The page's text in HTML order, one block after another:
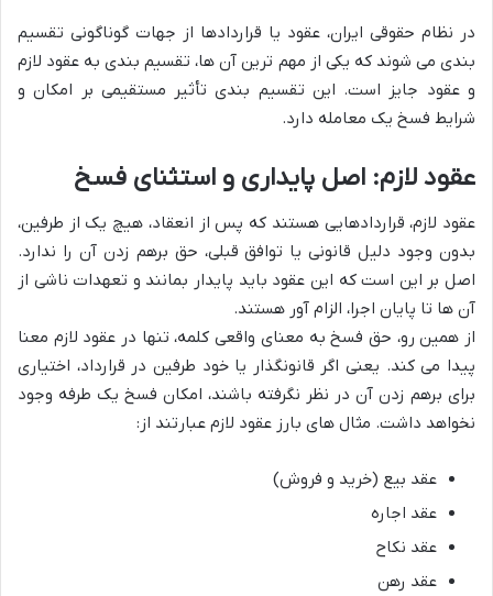
در نظام حقوقی ایران، عقود یا قراردادها از جهات گوناگونی تقسیم
بندی می شوند که یکی از مهم ترین آن ها، تقسیم بندی به عقود لازم
و عقود جایز است. این تقسیم بندی تأثیر مستقیمی بر امکان و
شرایط فسخ یک معامله دارد.
عقود لازم: اصل پایداری و استثنای فسخ
عقود لازم، قراردادهایی هستند که پس از انعقاد، هیچ یک از طرفین،
بدون وجود دلیل قانونی یا توافق قبلی، حق برهم زدن آن را ندارد.
اصل بر این است که این عقود باید پایدار بمانند و تعهدات ناشی از
آن ها تا پایان اجرا، الزام آور هستند.
از همین رو، حق فسخ به معنای واقعی کلمه، تنها در عقود لازم معنا
پیدا می کند. یعنی اگر قانونگذار یا خود طرفین در قرارداد، اختیاری
برای برهم زدن آن در نظر نگرفته باشند، امکان فسخ یک طرفه وجود
نخواهد داشت. مثال های بارز عقود لازم عبارتند از:
عقد بیع (خرید و فروش)
عقد اجاره
عقد نکاح
عقد رهن